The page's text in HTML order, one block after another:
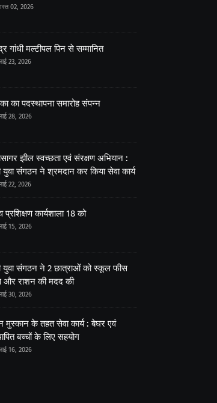
02, 2026
गांधी मल्टीपल पिन से सम्मानित
23, 2026
का पदस्थापना समारोह संपन्न
28, 2026
झील स्वच्छता एवं संरक्षण अभियान :
युवा संगठन ने श्रमदान कर किया सेवा कार्य
22, 2026
प्रशिक्षण कार्यशाला 18 को
15, 2026
युवा संगठन ने 2 छात्राओं को स्कूल फीस
और राशन की मदद की
30, 2026
मुस्कान के तहत सेवा कार्य : बेघर एवं
बच्चों के लिए सहयोग
16, 2026